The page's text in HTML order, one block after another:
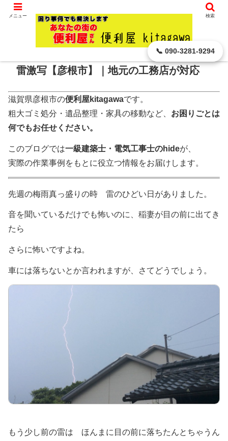
その他
雷激写【彦根市】｜地元の工務店が対応
滋賀県彦根市の便利屋kitagawaです。
粗大ゴミ処分・遺品整理・家具の移動など、 お困りごとは
何でもお任せください。
このブログでは一級建築士・電気工事士のhideが、
実際の作業事例をもとに役立つ情報をお届けします。
先週の梅雨真っ盛りの時 雷のひどい日がありました。
音を聞いているだけでも怖いのに、稲妻が目の前に出てき
たら
さらに怖いですよね。
車には落ちないとか言われますが、さてどうでしょう。
もう少し前の雷は ほんまに目の前に落ちたんとちゃうん
メニュー 検索
📞 090-3281-9294